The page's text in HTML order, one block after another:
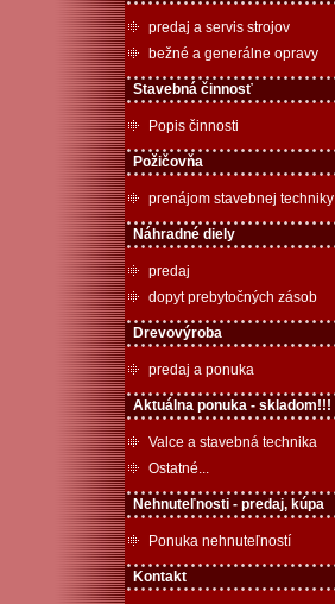
predaj a servis strojov
bežné a generálne opravy
Stavebná činnosť
Popis činnosti
Požičovňa
prenájom stavebnej techniky
Náhradné diely
predaj
dopyt prebytočných zásob
Drevovýroba
predaj a ponuka
Aktuálna ponuka - skladom!!!
Valce a stavebná technika
Ostatné...
Nehnuteľnosti - predaj, kúpa
Ponuka nehnuteľností
Kontakt